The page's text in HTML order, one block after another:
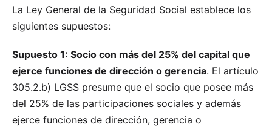
La Ley General de la Seguridad Social establece los
siguientes supuestos:
Supuesto 1: Socio con más del 25% del capital que
ejerce funciones de dirección o gerencia. El artículo
305.2.b) LGSS presume que el socio que posee más
del 25% de las participaciones sociales y además
ejerce funciones de dirección, gerencia o